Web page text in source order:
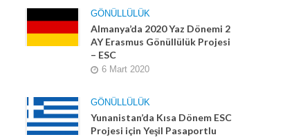
GÖNÜLLÜLÜK
Almanya’da 2020 Yaz Dönemi 2
AY Erasmus Gönüllülük Projesi
– ESC
6 Mart 2020
GÖNÜLLÜLÜK
Yunanistan’da Kısa Dönem ESC
Projesi için Yeşil Pasaportlu